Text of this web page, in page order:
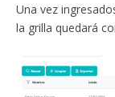
Una vez
la grilla quedará